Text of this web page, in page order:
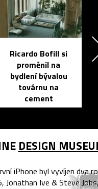
Ricardo Bofill si
proměnil na
bydlení bývalou
továrnu na
cement
DESIGN
iPhone byl vyvíjen dva
Jonathan Ive & Steve